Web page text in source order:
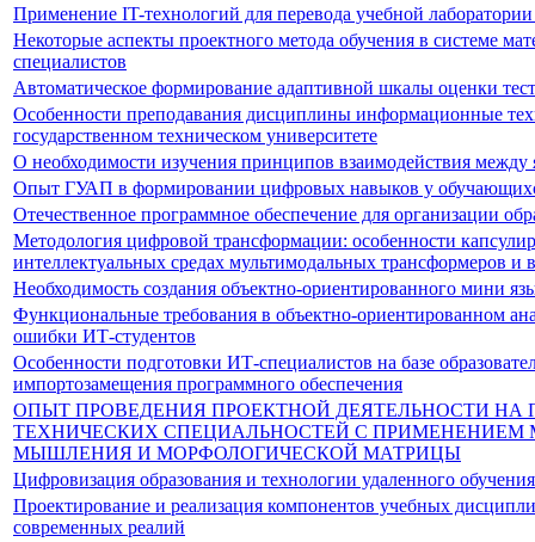
Применение IT-технологий для перевода учебной
Некоторые аспекты проектного метода обучения в системе
специалистов
Автоматическое формирование адаптивной шкалы оценки
Особенности преподавания дисциплины информационные
государственном техническом университете
О необходимости изучения принципов взаимодействия между
Опыт ГУАП в формировании цифровых навыков у
Отечественное программное обеспечение для организации
Методология цифровой трансформации: особенности
интеллектуальных средах мультимодальных трансформеров и
Необходимость создания объектно-ориентированного мини
Функциональные требования в объектно-ориентированном
ошибки ИТ-студентов
Особенности подготовки ИТ-специалистов на базе
импортозамещения программного обеспечения
ОПЫТ ПРОВЕДЕНИЯ ПРОЕКТНОЙ ДЕЯТЕЛЬНОСТИ НА
ТЕХНИЧЕСКИХ СПЕЦИАЛЬНОСТЕЙ С ПРИМЕНЕНИЕМ
МЫШЛЕНИЯ И МОРФОЛОГИЧЕСКОЙ МАТРИЦЫ
Цифровизация образования и технологии удаленного обучения
Проектирование и реализация компонентов учебных
современных реалий